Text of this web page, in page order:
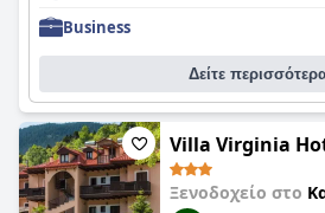
Business
Δείτε
Villa Virginia
Ξενοδοχείο στο